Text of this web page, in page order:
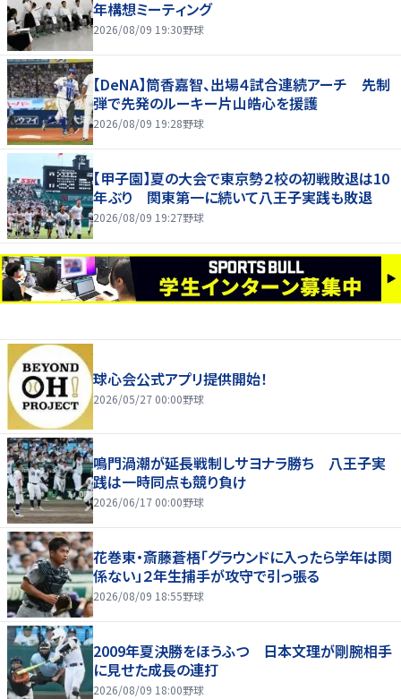
年構想ミーティング
2026/08/09 19:30野球
【DeNA】筒香嘉智、出場４試合連続アーチ 先制
弾で先発のルーキー片山皓心を援護
2026/08/09 19:28野球
【甲子園】夏の大会で東京勢２校の初戦敗退は10
年ぶり 関東第一に続いて八王子実践も敗退
2026/08/09 19:27野球
球心会公式アプリ提供開始！
2026/05/27 00:00野球
鳴門渦潮が延長戦制しサヨナラ勝ち 八王子実
践は一時同点も競り負け
2026/06/17 00:00野球
花巻東・斎藤蒼梧「グラウンドに入ったら学年は関
係ない」２年生捕手が攻守で引っ張る
2026/08/09 18:55野球
2009年夏決勝をほうふつ 日本文理が剛腕相手
に見せた成長の連打
2026/08/09 18:00野球